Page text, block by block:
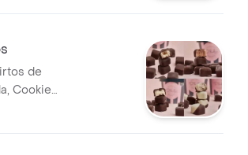
de
Cookies